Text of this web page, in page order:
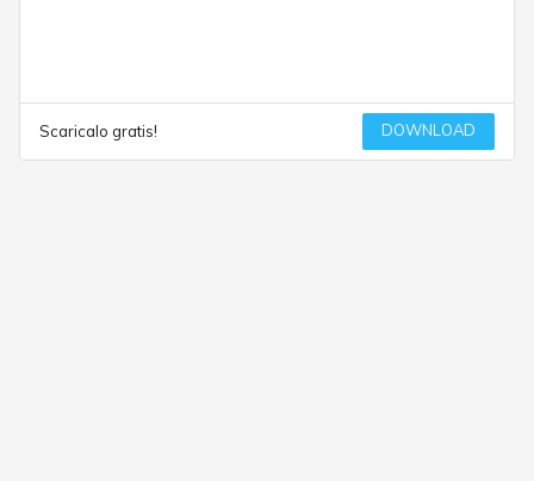
Scaricalo gratis! DOWNLOAD